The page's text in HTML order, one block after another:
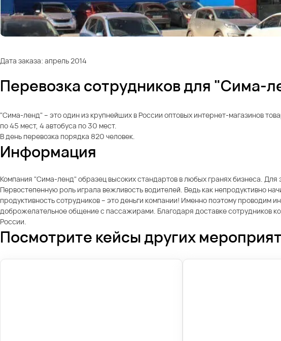
Дата заказа: апрель 2014
Перевозка сотрудников для "Сима-
"Сима-ленд" – это один из крупнейших в России оптовых интернет-магазинов
по 45 мест, 4 автобуса по 30 мест.
В день перевозка порядка 820 человек.
Информация
Компания "Сима-ленд" образец высоких стандартов в любых гранях бизнеса.
Первостепенную роль играла вежливость водителей. Ведь как непродуктивно
продуктивность сотрудников – это деньги компании! Именно поэтому проводим
доброжелательное общение с пассажирами. Благодаря доставке сотрудников
России.
Посмотрите кейсы других